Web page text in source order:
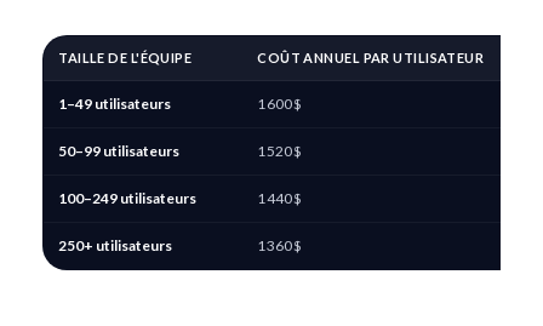
TAILLE DE L'ÉQUIPE COÛT ANNUEL PAR UTILISATEUR
1–49 utilisateurs 1 600 $
50–99 utilisateurs 1 520 $
100–249 utilisateurs 1 440 $
250+ utilisateurs 1 360 $